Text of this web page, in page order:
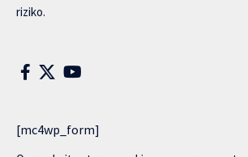
riziko.
[mc4wp_form]